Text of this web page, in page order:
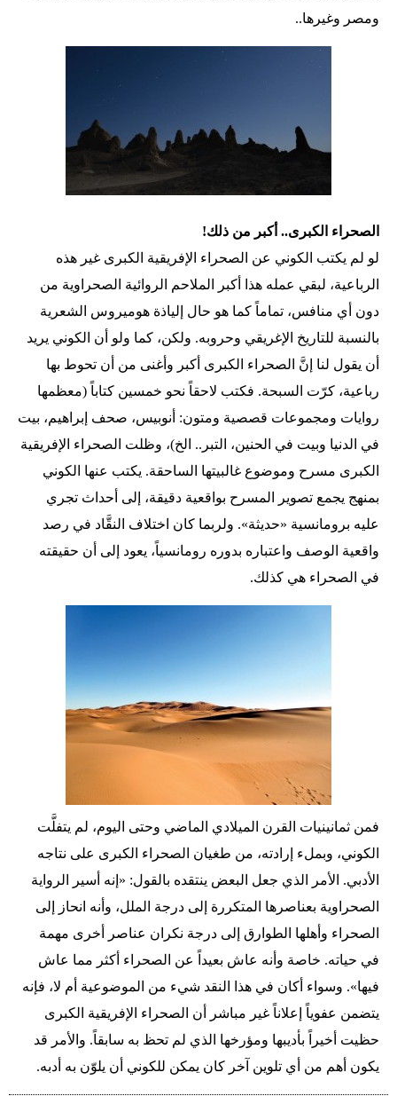
ومصر وغيرها..
الصحراء الكبرى.. أكبر من ذلك!
لو لم يكتب الكوني عن الصحراء الإفريقية الكبرى غير هذه
الرباعية، لبقي عمله هذا أكبر الملاحم الروائية الصحراوية من
دون أي منافس، تماماً كما هو حال إلياذة هوميروس الشعرية
بالنسبة للتاريخ الإغريقي وحروبه. ولكن، كما ولو أن الكوني يريد
أن يقول لنا إنَّ الصحراء الكبرى أكبر وأغنى من أن تحوط بها
رباعية، كرّت السبحة. فكتب لاحقاً نحو خمسين كتاباً (معظمها
روايات ومجموعات قصصية ومتون: أنوبيس، صحف إبراهيم، بيت
في الدنيا وبيت في الحنين، التبر.. الخ)، وظلت الصحراء الإفريقية
الكبرى مسرح وموضوع غالبيتها الساحقة. يكتب عنها الكوني
بمنهج يجمع تصوير المسرح بواقعية دقيقة، إلى أحداث تجري
عليه برومانسية «حديثة». ولربما كان اختلاف النقَّاد في رصد
واقعية الوصف واعتباره بدوره رومانسياً، يعود إلى أن حقيقته
في الصحراء هي كذلك.
فمن ثمانينيات القرن الميلادي الماضي وحتى اليوم، لم يتفلَّت
الكوني، وبملء إرادته، من طغيان الصحراء الكبرى على نتاجه
الأدبي. الأمر الذي جعل البعض ينتقده بالقول: «إنه أسير الرواية
الصحراوية بعناصرها المتكررة إلى درجة الملل، وأنه انحاز إلى
الصحراء وأهلها الطوارق إلى درجة نكران عناصر أخرى مهمة
في حياته. خاصة وأنه عاش بعيداً عن الصحراء أكثر مما عاش
فيها». وسواء أكان في هذا النقد شيء من الموضوعية أم لا، فإنه
يتضمن عفوياً إعلاناً غير مباشر أن الصحراء الإفريقية الكبرى
حظيت أخيراً بأديبها ومؤرخها الذي لم تحظ به سابقاً. والأمر قد
يكون أهم من أي تلوين آخر كان يمكن للكوني أن يلوّن به أدبه.